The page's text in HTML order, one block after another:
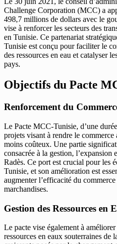
Challenge Corporation (MCC) a
498,7 millions de dollars avec le
vise à renforcer les secteurs des
en Tunisie. Ce partenariat
Tunisie est conçu pour faciliter le
des ressources en eau et catalyser
pays.
Objectifs du Pacte
Renforcement du
Le Pacte MCC-Tunisie, d’une
projets visant à rendre le
moins coûteux. Une partie
consacrée à la gestion, l’expansion
Radès. Ce port est crucial pour les
Tunisie, et son amélioration est
augmenter l’efficacité du
marchandises.
Gestion des Ressources en
Le pacte vise également à
ressources en eaux souterraines de